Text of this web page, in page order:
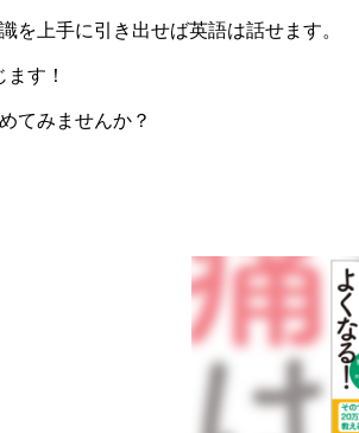
上手に引き出せば英語は話せます。
す！
てみませんか？